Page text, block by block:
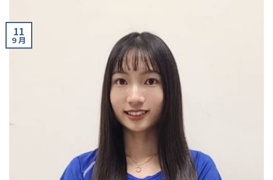
11
9 月